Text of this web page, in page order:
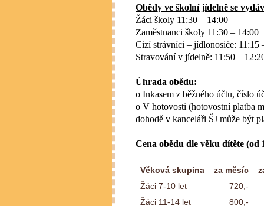
Obědy ve školní jídelně se
Žáci školy 11:30 – 14:00
Zaměstnanci školy 11:30 – 14:00
Cizí strávníci – jídlonosiče: 11:15
Stravování v jídelně: 11:50 –
Úhrada obědu:
o Inkasem z běžného účtu, číslo
o V hotovosti (hotovostní platba
dohodě v kanceláři ŠJ může být
Cena obědu dle věku dítěte (od
Věková skupina za měsíc
Žáci 7-10 let
720,-
Žáci 11-14 let
800,-